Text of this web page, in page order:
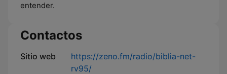
entender.
Contactos
Sitio web
https://zeno.fm/radio/biblia-net-
rv95/